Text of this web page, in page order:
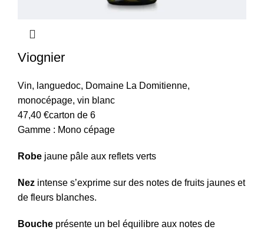
Viognier
Vin, languedoc, Domaine La Domitienne,
monocépage, vin blanc
47,40 €carton de 6
Gamme : Mono cépage
Robe jaune pâle aux reflets verts
Nez intense s’exprime sur des notes de fruits jaunes et
de fleurs blanches.
Bouche présente un bel équilibre aux notes de